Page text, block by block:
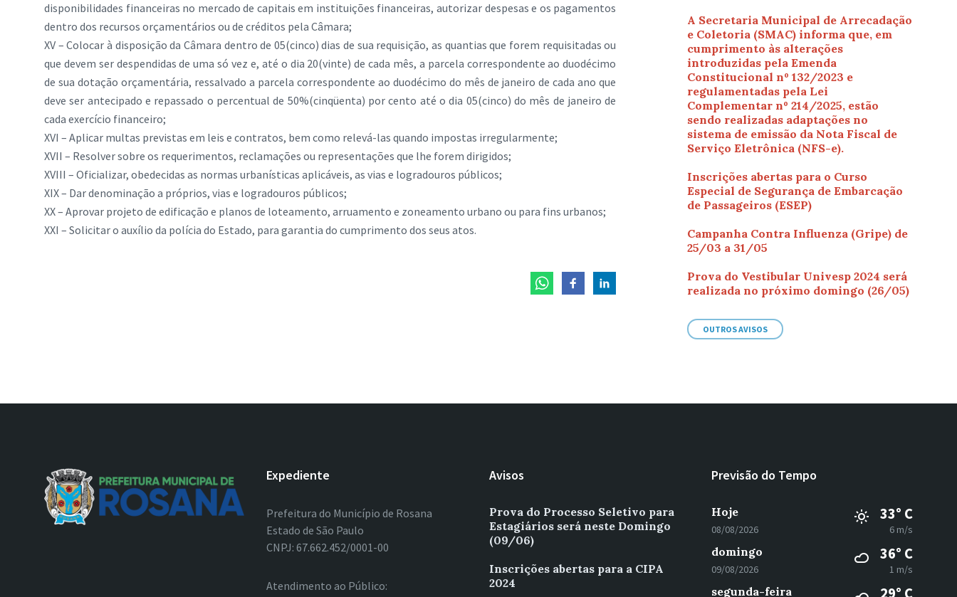
disponibilidades financeiras no mercado de capitais em instituições financeiras, autorizar despesas e os pagamentos
dentro dos recursos orçamentários ou de créditos pela Câmara;
XV – Colocar à disposição da Câmara dentro de 05(cinco) dias de sua requisição, as quantias que forem requisitadas ou
que devem ser despendidas de uma só vez e, até o dia 20(vinte) de cada mês, a parcela correspondente ao duodécimo
de sua dotação orçamentária, ressalvado a parcela correspondente ao duodécimo do mês de janeiro de cada ano que
deve ser antecipado e repassado o percentual de 50%(cinqüenta) por cento até o dia 05(cinco) do mês de janeiro de
cada exercício financeiro;
XVI – Aplicar multas previstas em leis e contratos, bem como relevá-las quando impostas irregularmente;
XVII – Resolver sobre os requerimentos, reclamações ou representações que lhe forem dirigidos;
XVIII – Oficializar, obedecidas as normas urbanísticas aplicáveis, as vias e logradouros públicos;
XIX – Dar denominação a próprios, vias e logradouros públicos;
XX – Aprovar projeto de edificação e planos de loteamento, arruamento e zoneamento urbano ou para fins urbanos;
XXI – Solicitar o auxílio da polícia do Estado, para garantia do cumprimento dos seus atos.
A Secretaria Municipal de Arrecadação
e Coletoria (SMAC) informa que, em
cumprimento às alterações
introduzidas pela Emenda
Constitucional nº 132/2023 e
regulamentadas pela Lei
Complementar nº 214/2025, estão
sendo realizadas adaptações no
sistema de emissão da Nota Fiscal de
Serviço Eletrônica (NFS-e).
Inscrições abertas para o Curso
Especial de Segurança de Embarcação
de Passageiros (ESEP)
Campanha Contra Influenza (Gripe) de
25/03 a 31/05
Prova do Vestibular Univesp 2024 será
realizada no próximo domingo (26/05)
OUTROS AVISOS
Expediente
Prefeitura do Município de Rosana
Estado de São Paulo
CNPJ: 67.662.452/0001-00
Atendimento ao Público:
Avisos
Prova do Processo Seletivo para
Estagiários será neste Domingo
(09/06)
Inscrições abertas para a CIPA
2024
Previsão do Tempo
Hoje
08/08/2026
33° C
6 m/s
domingo
09/08/2026
36° C
1 m/s
segunda-feira